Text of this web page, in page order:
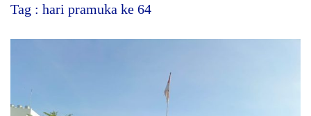
Tag : hari pramuka ke 64